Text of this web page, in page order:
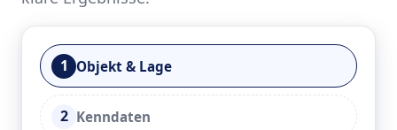
1 Objekt & Lage
2 Kenndaten